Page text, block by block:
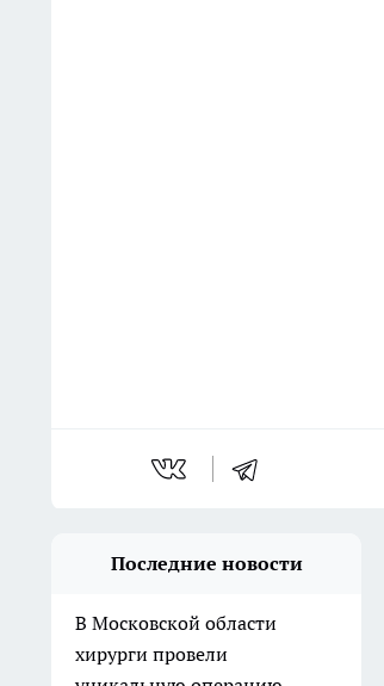
Последние новости
В Московской области
хирурги провели